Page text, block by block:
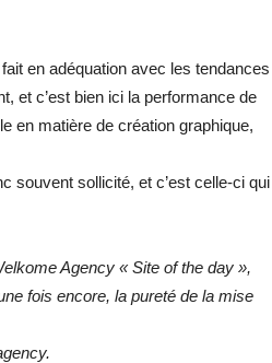
en adéquation avec les tendances
et c’est bien ici la performance de
en matière de création graphique,
souvent sollicité, et c’est celle-ci qui
Agency « Site of the day »,
fois encore, la pureté de la mise